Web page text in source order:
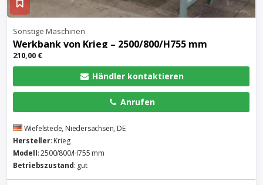
Sonstige Maschinen
Werkbankvon Krieg – 2500/800/H755 mm
210,00 €
Händler kontaktieren
Anrufen
Wiefelstede, Niedersachsen, DE
Hersteller: Krieg
Modell: 2500/800/H755 mm
Betriebszustand: gut